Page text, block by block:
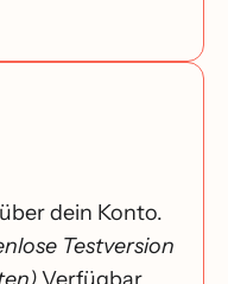
dein Konto.
Testversion